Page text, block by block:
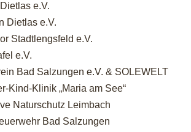
e.V.
Dietlas e.V.
Stadtlengsfeld e.V.
e.V.
Bad Salzungen e.V. & SOLEWELT
Kind-Klinik „Maria am See“
Naturschutz Leimbach
Bad Salzungen